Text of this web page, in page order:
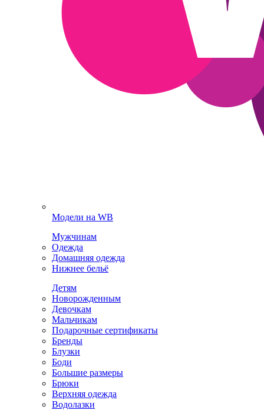
Модели на WB
Мужчинам
Одежда
Домашняя одежда
Нижнее бельё
Детям
Новорожденным
Девочкам
Мальчикам
Подарочные сертификаты
Бренды
Блузки
Боди
Большие размеры
Брюки
Верхняя одежда
Водолазки